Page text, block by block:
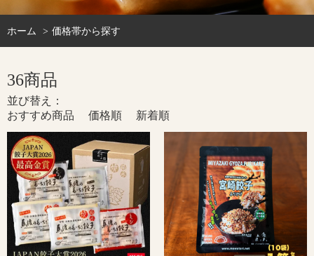
ホーム 価格帯から探す
36商品
並び替え：
おすすめ商品
価格順 新着順